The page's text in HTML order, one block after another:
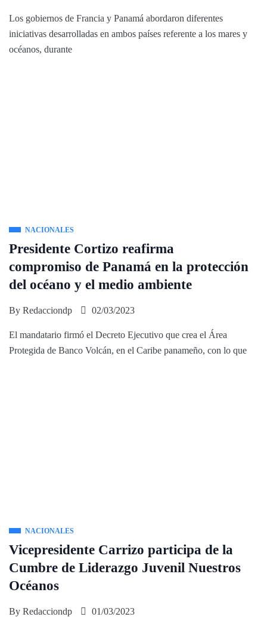
Los gobiernos de Francia y Panamá abordaron diferentes
iniciativas desarrolladas en ambos países referente a los mares y
océanos, durante
NACIONALES
Presidente Cortizo reafirma
compromiso de Panamá en la protección
del océano y el medio ambiente
By Redacciondp 02/03/2023
El mandatario firmó el Decreto Ejecutivo que crea el Área
Protegida de Banco Volcán, en el Caribe panameño, con lo que
NACIONALES
Vicepresidente Carrizo participa de la
Cumbre de Liderazgo Juvenil Nuestros
Océanos
By Redacciondp 01/03/2023